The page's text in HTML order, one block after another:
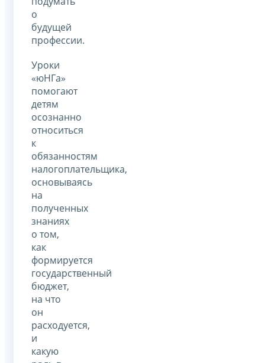
о
будущей
профессии.
Уроки
«юНГа»
помогают
детям
осознанно
относиться
к
обязанностям
налогоплательщика,
основываясь
на
полученных
знаниях
о том,
как
формируется
государственный
бюджет,
на что
он
расходуется,
и
какую